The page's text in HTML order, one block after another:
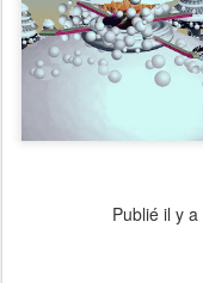
Publié il y a